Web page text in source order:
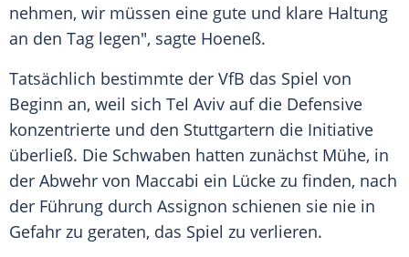
nehmen, wir müssen eine gute und klare Haltung
an den Tag legen", sagte Hoeneß.
Tatsächlich bestimmte der VfB das Spiel von
Beginn an, weil sich Tel Aviv auf die Defensive
konzentrierte und den Stuttgartern die Initiative
überließ. Die Schwaben hatten zunächst Mühe, in
der Abwehr von Maccabi ein Lücke zu finden, nach
der Führung durch Assignon schienen sie nie in
Gefahr zu geraten, das Spiel zu verlieren.